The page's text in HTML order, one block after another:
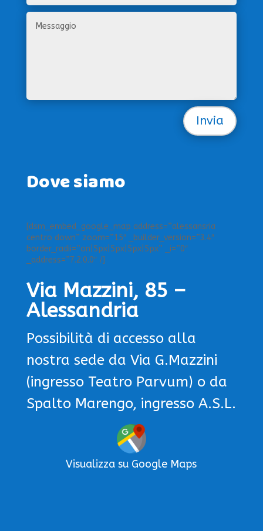
Invia
Dove siamo
[dsm_embed_google_map address=”alessansria
centro down” zoom=”15″ _builder_version=”3.4″
border_radii=”on|5px|5px|5px|5px” _i=”0″
_address=”7.2.0.0″ /]
Via Mazzini, 85 –
Alessandria
Possibilità di accesso alla
nostra sede da Via G.Mazzini
(ingresso Teatro Parvum) o da
Spalto Marengo, ingresso A.S.L.
Visualizza su Google Maps